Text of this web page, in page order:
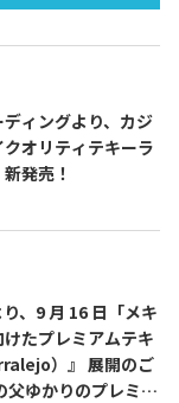
イトマップ
ィングより、カジ
オリティテキーラ
発売！
、9 月 16 日「メキ
たプレミアムテキ
）』 展開のご
父ゆかりのプレミア